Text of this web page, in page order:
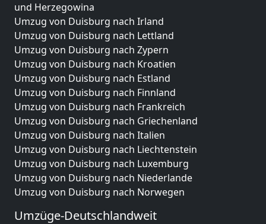
und Herzegowina
Umzug von Duisburg nach Irland
Umzug von Duisburg nach Lettland
Umzug von Duisburg nach Zypern
Umzug von Duisburg nach Kroatien
Umzug von Duisburg nach Estland
Umzug von Duisburg nach Finnland
Umzug von Duisburg nach Frankreich
Umzug von Duisburg nach Griechenland
Umzug von Duisburg nach Italien
Umzug von Duisburg nach Liechtenstein
Umzug von Duisburg nach Luxemburg
Umzug von Duisburg nach Niederlande
Umzug von Duisburg nach Norwegen
Umzüge-Deutschlandweit